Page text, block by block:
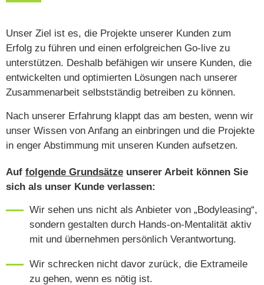
Unser Ziel ist es, die Projekte unserer Kunden zum
Erfolg zu führen und einen erfolgreichen Go-live zu
unterstützen. Deshalb befähigen wir unsere Kunden, die
entwickelten und optimierten Lösungen nach unserer
Zusammenarbeit selbstständig betreiben zu können.
Nach unserer Erfahrung klappt das am besten, wenn wir
unser Wissen von Anfang an einbringen und die Projekte
in enger Abstimmung mit unseren Kunden aufsetzen.
Auf folgende Grundsätze unserer Arbeit können Sie
sich als unser Kunde verlassen:
Wir sehen uns nicht als Anbieter von „Bodyleasing“,
sondern gestalten durch Hands-on-Mentalität aktiv
mit und übernehmen persönlich Verantwortung.
Wir schrecken nicht davor zurück, die Extrameile
zu gehen, wenn es nötig ist.